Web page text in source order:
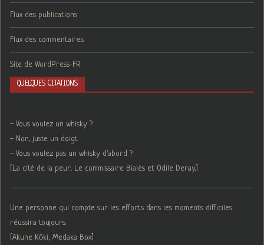
Flux des publications
Flux des commentaires
Site de WordPress-FR
QUELQUES CITATIONS
- Vous voulez un whisky ?
- Non, juste un doigt.
- Vous voulez pas un whisky d'abord ?
[La cité de la peur, Le commissaire Bialès et Odile Deray.]
Une personne qui compte sur les efforts dans les moments difficiles
réussira toujours.
[Akune Kōki, Medaka Box]